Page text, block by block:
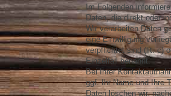
Im Folgenden
Daten, die direkt oder
Wir verarbeiten Daten
eine Einwilligung
verpflichtet sind (lit. c)
Einzelfall benannt.
Bei Ihrer
ggf. Ihr Name und Ihre
Daten löschen wir,